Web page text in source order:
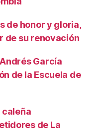
de honor y gloria,
de su renovación
García
de la Escuela de
caleña
de La